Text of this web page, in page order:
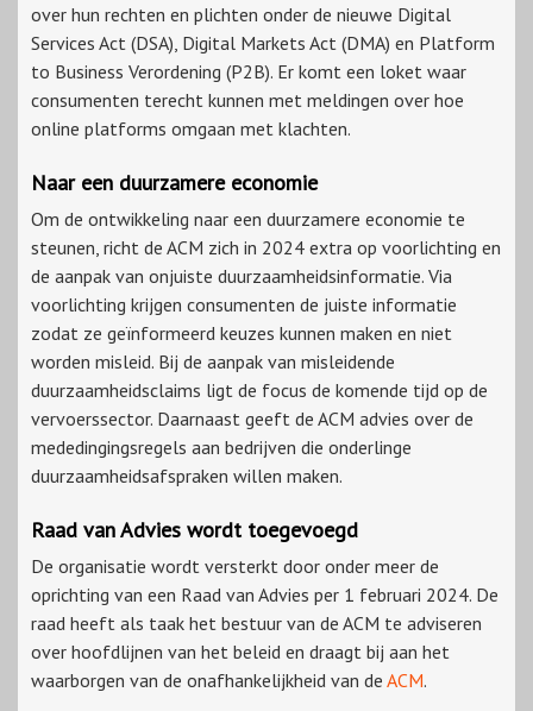
over hun rechten en plichten onder de nieuwe Digital
Services Act (DSA), Digital Markets Act (DMA) en Platform
to Business Verordening (P2B). Er komt een loket waar
consumenten terecht kunnen met meldingen over hoe
online platforms omgaan met klachten.
Naar een duurzamere economie
Om de ontwikkeling naar een duurzamere economie te
steunen, richt de ACM zich in 2024 extra op voorlichting en
de aanpak van onjuiste duurzaamheidsinformatie. Via
voorlichting krijgen consumenten de juiste informatie
zodat ze geïnformeerd keuzes kunnen maken en niet
worden misleid. Bij de aanpak van misleidende
duurzaamheidsclaims ligt de focus de komende tijd op de
vervoerssector. Daarnaast geeft de ACM advies over de
mededingingsregels aan bedrijven die onderlinge
duurzaamheidsafspraken willen maken.
Raad van Advies wordt toegevoegd
De organisatie wordt versterkt door onder meer de
oprichting van een Raad van Advies per 1 februari 2024. De
raad heeft als taak het bestuur van de ACM te adviseren
over hoofdlijnen van het beleid en draagt bij aan het
waarborgen van de onafhankelijkheid van de ACM.